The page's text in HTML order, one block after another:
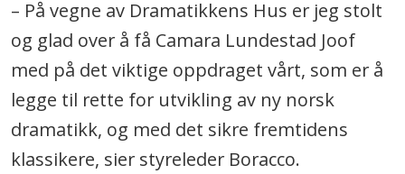
– På vegne av Dramatikkens Hus er jeg stolt
og glad over å få Camara Lundestad Joof
med på det viktige oppdraget vårt, som er å
legge til rette for utvikling av ny norsk
dramatikk, og med det sikre fremtidens
klassikere, sier styreleder Boracco.